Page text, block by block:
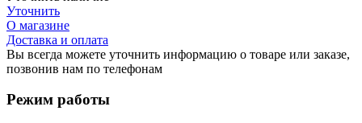
Уточнить
О магазине
Доставка и оплата
Вы всегда можете уточнить информацию о товаре или заказе,
позвонив нам по телефонам
Режим работы